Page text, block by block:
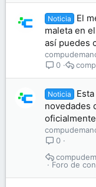
Noticia
El
maleta en
así puedes
0
Noticia
novedades
0
Foro de